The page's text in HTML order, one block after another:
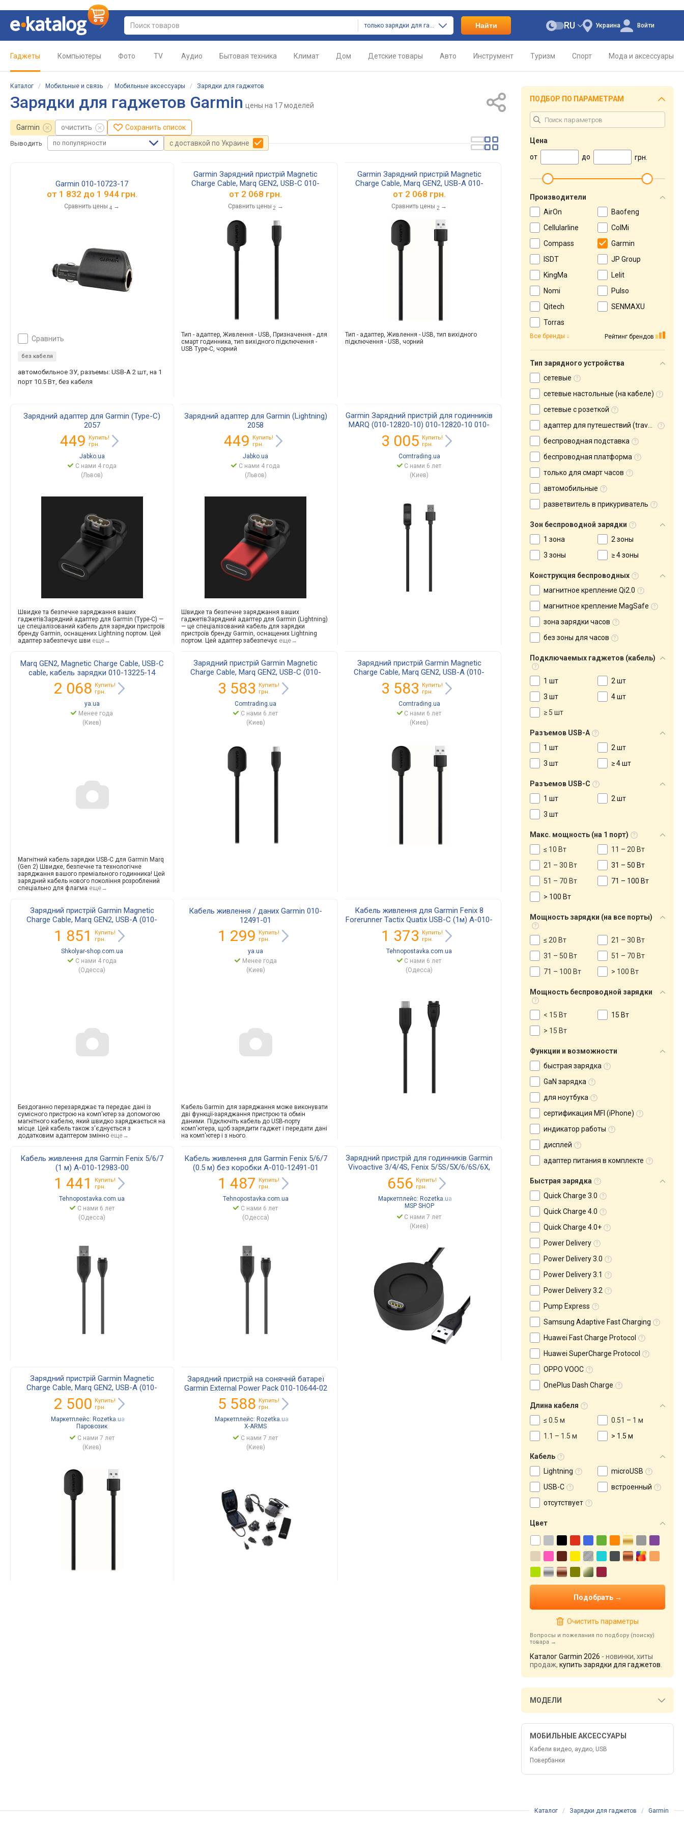
только зарядки для гаджетов Найти Украина
RU Войти
Гаджеты Компьютеры Фото TV Аудио Бытовая техника Климат Дом Детские товары Авто Инструмент Туризм Спорт Мода и аксессуары
Каталог / Мобильные и связь / Мобильные аксессуары / Зарядки для гаджетов
Зарядки для гаджетов Garmin цены на 17 моделей
Garmin очистить Сохранить список
Выводить по популярности с доставкой по Украине
Garmin 010-10723-17
от 1 832 до 1 944грн.
Сравнить цены 4 →
сравнить
без кабеля
автомобильное ЗУ, разъемы: USB-A 2 шт, на 1
порт 10.5 Вт, без кабеля
Garmin Зарядний пристрій Magnetic
Charge Cable, Marq GEN2, USB-C 010-
13225-14 (010-13225-14)
от 2 068 грн.
Сравнить цены 2 →
Тип - адаптер, Живлення - USB, Призначення - для
смарт годинника, тип вихідного підключення -
USB Type-C, чорний
Garmin Зарядний пристрій Magnetic
Charge Cable, Marq GEN2, USB-A 010-
13225-13
(010-13225-13)
от 2 068 грн.
Сравнить цены 2 →
Тип - адаптер, Живлення - USB, тип вихідного
підключення - USB, чорний
Зарядний адаптер для Garmin (Type-C)
2057
449
Купить!
грн.
Jabko.ua
С нами 4 года
(Львов)
Швидке та безпечне заряджання ваших
гаджетівЗарядний адаптер для Garmin (Type-C) —
це спеціалізований кабель для зарядки пристроїв
бренду Garmin, оснащених Lightning портом. Цей
адаптер забезпечує шви еще→
Зарядний адаптер для Garmin (Lightning)
2058
449
Купить!
грн.
Jabko.ua
С нами 4 года
(Львов)
Швидке та безпечне заряджання ваших
гаджетівЗарядний адаптер для Garmin (Lightning)
— це спеціалізований кабель для зарядки
пристроїв бренду Garmin, оснащених Lightning
портом. Цей адаптер забезпечує еще→
Garmin Зарядний пристрій для годинників
MARQ (010-12820-10) 010-12820-10 010-
12820-10
3 005 Купить!
грн.
Comtrading.ua
С нами 6 лет
(Киев)
Marq GEN2, Magnetic Charge Cable, USB-C
cable, кабель зарядки 010-13225-14
2 068 Купить!
грн.
ya.ua
Менее года
(Киев)
Магнітний кабель зарядки USB-C для Garmin Marq
(Gen 2) Швидке, безпечне та технологічне
заряджання вашого преміального годинника! Цей
зарядний кабель нового покоління розроблений
спеціально для флагма еще→
Зарядний пристрій Garmin Magnetic
Charge Cable, Marq GEN2, USB-C (010-
13225-14) 010-13225-14
3 583
Купить!
грн.
Comtrading.ua
С нами 6 лет
(Киев)
Зарядний пристрій Garmin Magnetic
Charge Cable, Marq GEN2, USB-A (010-
13225-13) 010-13225-13
3 583
Купить!
грн.
Comtrading.ua
С нами 6 лет
(Киев)
Зарядний пристрій Garmin Magnetic
Charge Cable, Marq GEN2, USB-A (010-
13225-13)
1 851
Купить!
грн.
Shkolyar-shop.com.ua
С нами 4 года
(Одесса)
Бездоганно перезаряджає та передає дані із
сумісного пристрою на комп'ютер за допомогою
магнітного кабелю, який швидко заряджається на
місце. Цей кабель також з'єднується з
додатковим адаптером змінно еще→
Кабель живлення / даних Garmin 010-
12491-01
1 299
Купить!
грн.
ya.ua
Менее года
(Киев)
Кабель Garmin для заряджання може виконувати
дві функції-заряджання пристрою та обмін
даними. Підключіть кабель до USB-порту
комп'ютера, щоб зарядити гаджет і передати дані
на комп'ютер і з нього.
Кабель живлення для Garmin Fenix 8
Forerunner Tactix Quatix USB-C (1м) A-010-
13278-00
1 373
Купить!
грн.
Tehnopostavka.com.ua
С нами 6 лет
(Одесса)
Кабель живлення для Garmin Fenix 5/6/7
(1 м) A-010-12983-00
1 441
Купить!
грн.
Tehnopostavka.com.ua
С нами 6 лет
(Одесса)
Кабель живлення для Garmin Fenix 5/6/7
(0.5 м) без коробки A-010-12491-01
1 487
Купить!
грн.
Tehnopostavka.com.ua
С нами 6 лет
(Одесса)
Зарядний пристрій для годинників Garmin
Vivoactive 3/4/4S, Fenix 5/5S/5X/6/6S/6X,
Venu 2/2S/Sq
656 Купить!
грн.
Маркетплейс: Rozetka.ua
MSP SHOP
С нами 7 лет
(Киев)
Зарядний пристрій Garmin Magnetic
Charge Cable, Marq GEN2, USB-A (010-
13225-13)
2 500
Купить!
грн.
Маркетплейс: Rozetka.ua
Паровозик
С нами 7 лет
(Киев)
Зарядний пристрій на сонячній батареї
Garmin External Power Pack 010-10644-02
5 588
Купить!
грн.
Маркетплейс: Rozetka.ua
X-ARMS
С нами 7 лет
(Киев)
ПОДБОР ПО ПАРАМЕТРАМ
Цена
от
до грн.
Производители
AirOn
Baofeng
Cellularline
ColMi
Compass
Garmin
ISDT
JP Group
KingMa
Lelit
Nomi
Pulso
Qitech
SENMAXU
Torras
Рейтинг брендов
Все бренды
Тип зарядного устройства
сетевые
сетевые настольные (на кабеле)
сетевые с розеткой
адаптер для путешествий (travel adapter)
беспроводная подставка
беспроводная платформа
только для смарт часов
автомобильные
разветвитель в прикуриватель
Зон беспроводной зарядки
1 зона
2 зоны
3 зоны
≥ 4 зоны
Конструкция беспроводных
магнитное крепление Qi2.0
магнитное крепление MagSafe
зона зарядки часов
без зоны для часов
Подключаемых гаджетов (кабель)
1 шт
2 шт
3 шт
4 шт
≥ 5 шт
Разъемов USB-A
1 шт
2 шт
3 шт
≥ 4 шт
Разъемов USB-C
1 шт
2 шт
3 шт
Макс. мощность (на 1 порт)
≤ 10 Вт
11 – 20 Вт
21 – 30 Вт
31 – 50 Вт
51 – 70 Вт
71 – 100 Вт
> 100 Вт
Мощность зарядки (на все порты)
≤ 20 Вт
21 – 30 Вт
31 – 50 Вт
51 – 70 Вт
71 – 100 Вт
> 100 Вт
Мощность беспроводной зарядки
< 15 Вт
15 Вт
> 15 Вт
Функции и возможности
быстрая зарядка
GaN зарядка
для ноутбука
сертификация MFI (iPhone)
индикатор работы
дисплей
адаптер питания в комплекте
Быстрая зарядка
Quick Charge 3.0
Quick Charge 4.0
Quick Charge 4.0+
Power Delivery
Power Delivery 3.0
Power Delivery 3.1
Power Delivery 3.2
Pump Express
Samsung Adaptive Fast Charging
Huawei Fast Charge Protocol
Huawei SuperCharge Protocol
OPPO VOOC
OnePlus Dash Charge
Длина кабеля
≤ 0.5 м
0.51 – 1 м
1.1 – 1.5 м
> 1.5 м
Кабель
Lightning
microUSB
USB-C
встроенный
отсутствует
Цвет
Очистить параметры
Вопросы и пожелания по подбору (поиску)
товара
Каталог Garmin 2026 - новинки, хиты
продаж, купить зарядки для гаджетов
МОДЕЛИ
МОБИЛЬНЫЕ АКСЕССУАРЫ
Кабели видео, аудио, USB
Повербанки
Каталог / Зарядки для гаджетов / Garmin